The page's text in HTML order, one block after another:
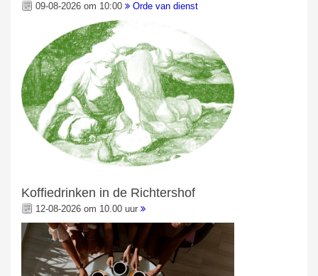
09-08-2026 om 10:00 Orde van dienst
Koffiedrinken in de Richtershof
12-08-2026 om 10.00 uur